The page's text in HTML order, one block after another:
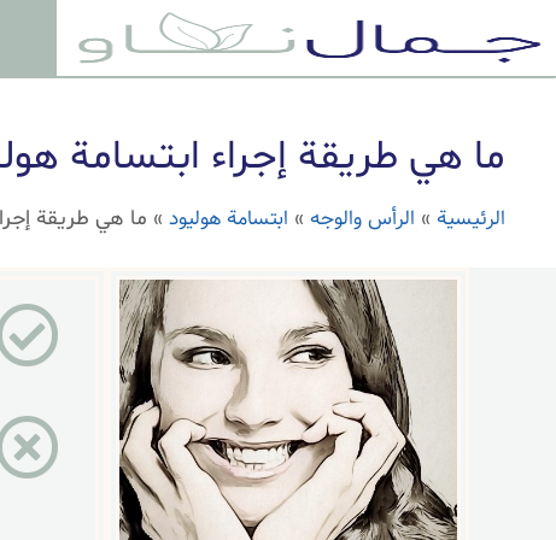
ما هي طريقة إجراء ابتسامة
الرئيسية » الرأس والوجه » ابتسامة هوليود » ما هي طريقة